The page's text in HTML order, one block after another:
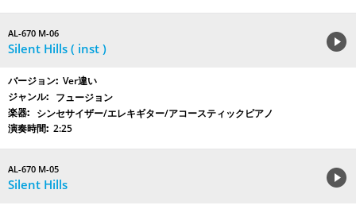
AL-670 M-06
Silent Hills ( inst )
Ver違い
フュージョン
シンセサイザー/エレキギター/アコースティックピアノ
2:25
AL-670 M-05
Silent Hills